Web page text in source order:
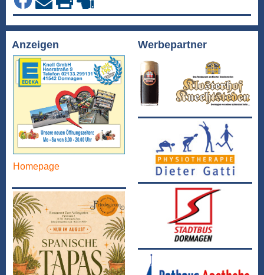
Anzeigen
Homepage
Werbepartner